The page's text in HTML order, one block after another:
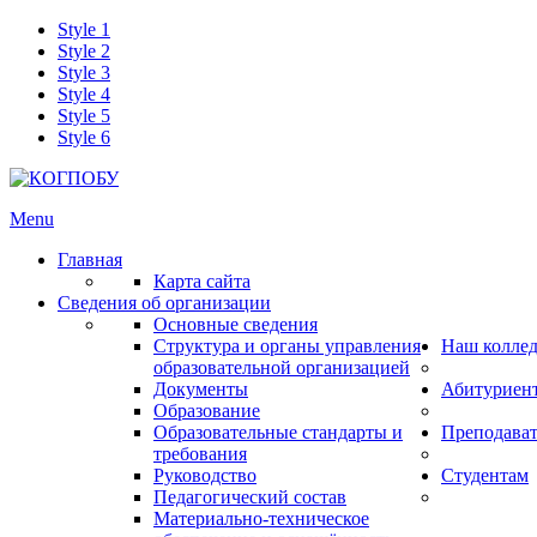
Style 1
Style 2
Style 3
Style 4
Style 5
Style 6
Menu
Главная
Карта сайта
Сведения об организации
Основные сведения
Структура и органы управления
образовательной организацией
Документы
Образование
Образовательные стандарты и
требования
Руководство
Педагогический состав
Материально-техническое
Наш
Студентам